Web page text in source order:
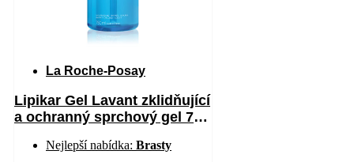
La Roche-Posay
Lipikar Gel Lavant zklidňující
a ochranný sprchový gel 750
Nejlepší nabídka: Brasty